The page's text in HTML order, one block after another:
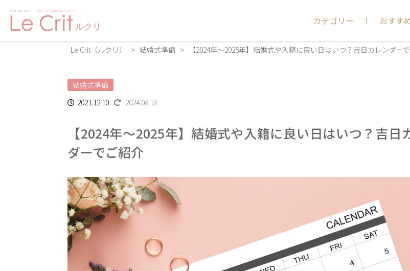
カテゴリー おすす
Le Crit（ルクリ） > 結婚式準備 > 【2024年〜2025年】結婚式や入籍に良い日はいつ？吉日カレンダー
結婚式準備
2021.12.10
2024.08.13
【2024年〜2025年】結婚式や入籍に良い日はいつ？吉日
ダーでご紹介